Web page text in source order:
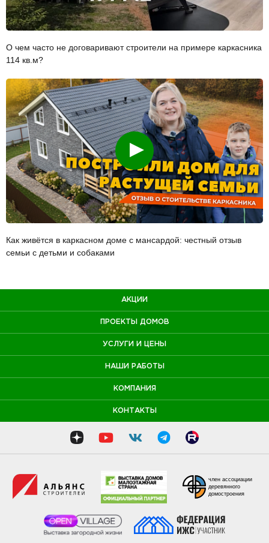
О чем часто не договаривают строители на примере каркасника
114 кв.м?
Смотреть
Как живётся в каркасном доме с мансардой: честный отзыв
семьи с детьми и собаками
АКЦИИ
ПРОЕКТЫ ДОМОВ
УСЛУГИ И ЦЕНЫ
НАШИ РАБОТЫ
КОМПАНИЯ
КОНТАКТЫ
член ассоциации
деревянного
домостроения